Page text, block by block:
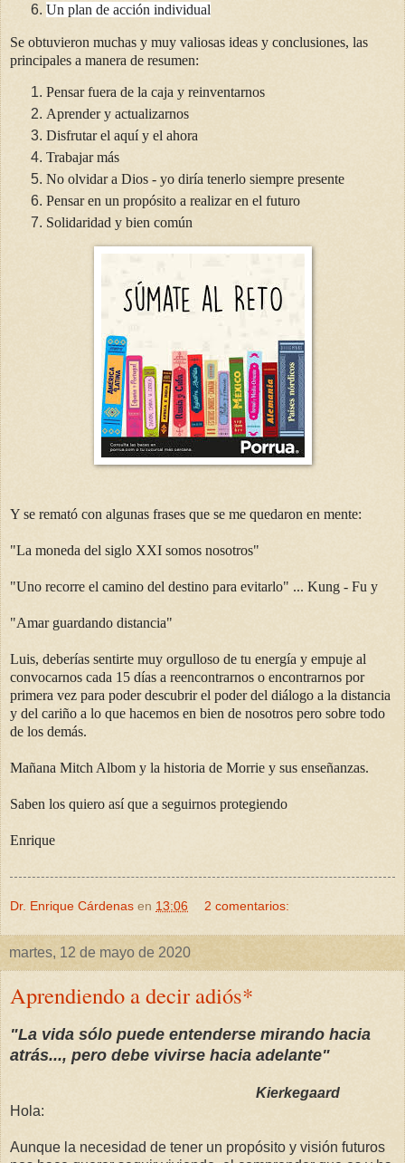
Un plan de acción individual
Se obtuvieron muchas y muy valiosas ideas y conclusiones, las
principales a manera de resumen:
Pensar fuera de la caja y reinventarnos
Aprender y actualizarnos
Disfrutar el aquí y el ahora
Trabajar más
No olvidar a Dios - yo diría tenerlo siempre presente
Pensar en un propósito a realizar en el futuro
Solidaridad y bien común
Y se remató con algunas frases que se me quedaron en mente:
"La moneda del siglo XXI somos nosotros"
"Uno recorre el camino del destino para evitarlo" ... Kung - Fu y
"Amar guardando distancia"
Luis, deberías sentirte muy orgulloso de tu energía y empuje al
convocarnos cada 15 días a reencontrarnos o encontrarnos por
primera vez para poder descubrir el poder del diálogo a la distancia
y del cariño a lo que hacemos en bien de nosotros pero sobre todo
de los demás.
Mañana Mitch Albom y la historia de Morrie y sus enseñanzas.
Saben los quiero así que a seguirnos protegiendo
Enrique
Dr. Enrique Cárdenas en 13:06 2 comentarios:
martes, 12 de mayo de 2020
Aprendiendo a decir adiós*
"La vida sólo puede entenderse mirando hacia
atrás..., pero debe vivirse hacia adelante"
Kierkegaard
Hola:
Aunque la necesidad de tener un propósito y visión futuros